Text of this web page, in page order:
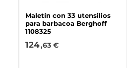
Maletín con 33 utensilios
para barbacoa Berghoff
1108325
124,63 €